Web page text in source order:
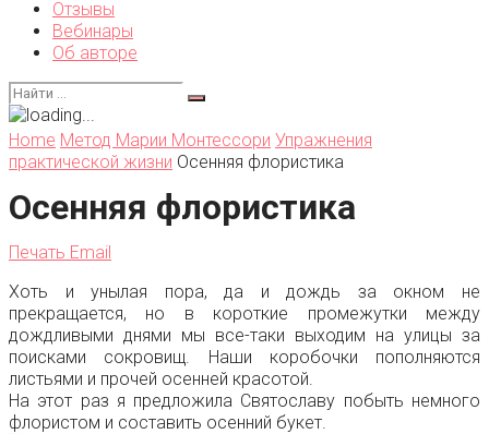
Отзывы
Вебинары
Об авторе
Home Метод Марии Монтессори Упражнения
практической жизни Осенняя флористика
Осенняя флористика
Печать Email
Хоть и унылая пора, да и дождь за окном не
прекращается, но в короткие промежутки между
дождливыми днями мы все-таки выходим на улицы за
поисками сокровищ. Наши коробочки пополняются
листьями и прочей осенней красотой.
На этот раз я предложила Святославу побыть немного
флористом и составить осенний букет.